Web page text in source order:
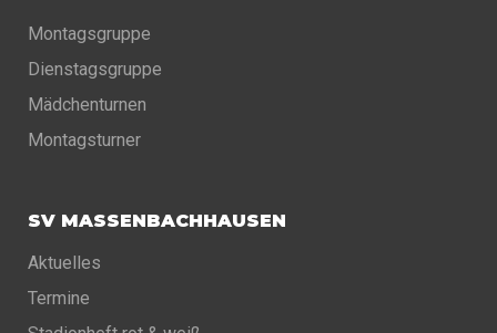
Montagsgruppe
Dienstagsgruppe
Mädchenturnen
Montagsturner
SV MASSENBACHHAUSEN
Aktuelles
Termine